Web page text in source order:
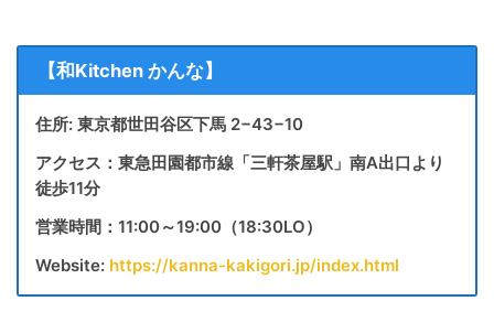
【和Kitchen かんな】
住所: 東京都世田谷区下馬 2−43−10
アクセス：東急田園都市線「三軒茶屋駅」南A出口より
徒歩11分
営業時間：11:00～19:00（18:30LO）
Website: https://kanna-kakigori.jp/index.html